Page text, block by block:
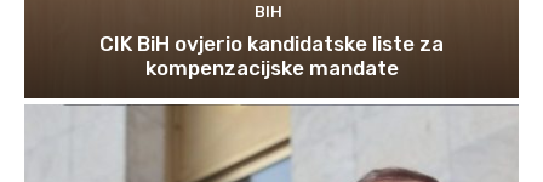
BIH
CIK BiH ovjerio kandidatske liste za
kompenzacijske mandate